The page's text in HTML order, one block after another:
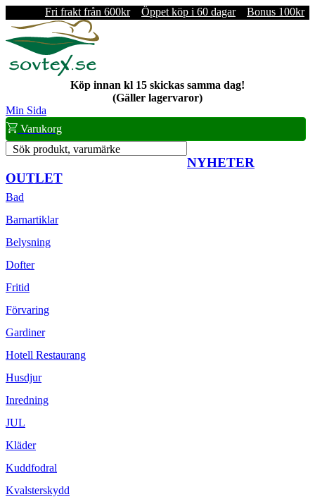
Fri frakt från 600kr Öppet köp i 60 dagar Bonus 100kr
Köp innan kl 15 skickas samma dag!
(Gäller lagervaror)
Min Sida
Varukorg
Sök produkt, varumärke
NYHETER
OUTLET
Bad
Barnartiklar
Belysning
Dofter
Fritid
Förvaring
Gardiner
Hotell Restaurang
Husdjur
Inredning
JUL
Kläder
Kuddfodral
Kvalsterskydd